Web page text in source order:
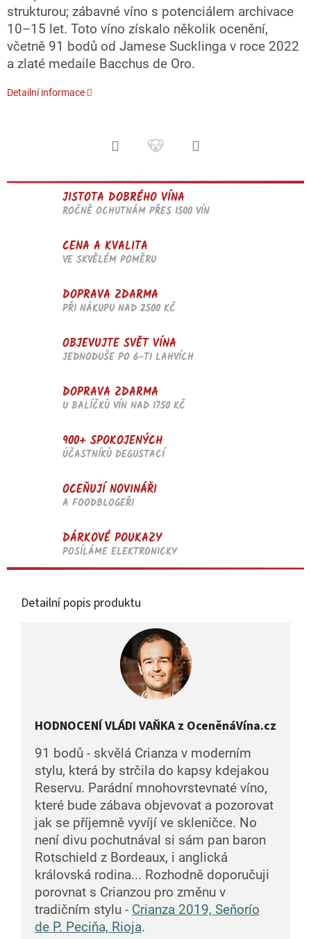
strukturou; zábavné víno s potenciálem archivace
10–15 let. Toto víno získalo několik ocenění,
včetně 91 bodů od Jamese Sucklinga v roce 2022
a zlaté medaile Bacchus de Oro.
Detailní informace
JISTOTA DOBRÉHO VÍNA
ROČNĚ OCHUTNÁM PŘES 1500 VÍN
CENA A KVALITA
VE SKVĚLÉM POMĚRU
DOPRAVA ZDARMA
PŘI NÁKUPU NAD 2500 KČ
OBJEVUJTE SVĚT VÍNA
JEDNODUŠE PO 6-TI LAHVÍCH
DOPRAVA ZDARMA
U BALÍČKŮ VÍN NAD 1750 KČ
900+ SPOKOJENÝCH
ÚČASTNÍKŮ DEGUSTACÍ
OCEŇUJÍ NOVINÁŘI
A FOODBLOGEŘI
DÁRKOVÉ POUKAZY
POSÍLÁME ELEKTRONICKY
Detailní popis produktu
HODNOCENÍ VLÁDI VAŇKA z OceněnáVína.cz
91 bodů - skvělá Crianza v moderním
stylu, která by strčila do kapsy kdejakou
Reservu. Parádní mnohovrstevnaté víno,
které bude zábava objevovat a pozorovat
jak se příjemně vyvíjí ve skleničce. No
není divu pochutnával si sám pan baron
Rotschield z Bordeaux, i anglická
královská rodina... Rozhodně doporučuji
porovnat s Crianzou pro změnu v
tradičním stylu - Crianza 2019, Seňorío
de P. Peciňa, Rioja.